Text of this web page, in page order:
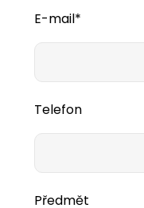
E-mail*
Telefon
Předmět